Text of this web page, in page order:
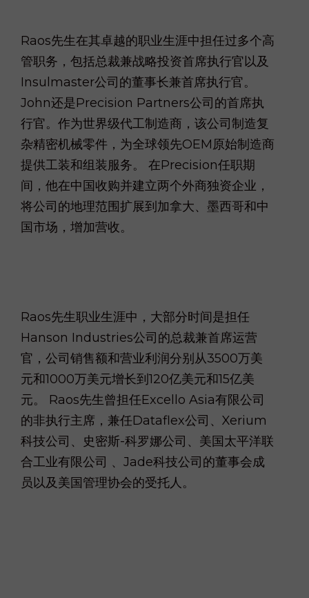
Raos先生在其卓越的职业生涯中担任过多个高
管职务，包括总裁兼战略投资首席执行官以及
Insulmaster公司的董事长兼首席执行官。
John还是Precision Partners公司的首席执
行官。作为世界级代工制造商，该公司制造复
杂精密机械零件，为全球领先OEM原始制造商
提供工装和组装服务。 在Precision任职期
间，他在中国收购并建立两个外商独资企业，
将公司的地理范围扩展到加拿大、墨西哥和中
国市场，增加营收。
Raos先生职业生涯中，大部分时间是担任
Hanson Industries公司的总裁兼首席运营
官，公司销售额和营业利润分别从3500万美
元和1000万美元增长到120亿美元和15亿美
元。 Raos先生曾担任Excello Asia有限公司
的非执行主席，兼任Dataflex公司、Xerium
科技公司、史密斯-科罗娜公司、美国太平洋联
合工业有限公司 、Jade科技公司的董事会成
员以及美国管理协会的受托人。